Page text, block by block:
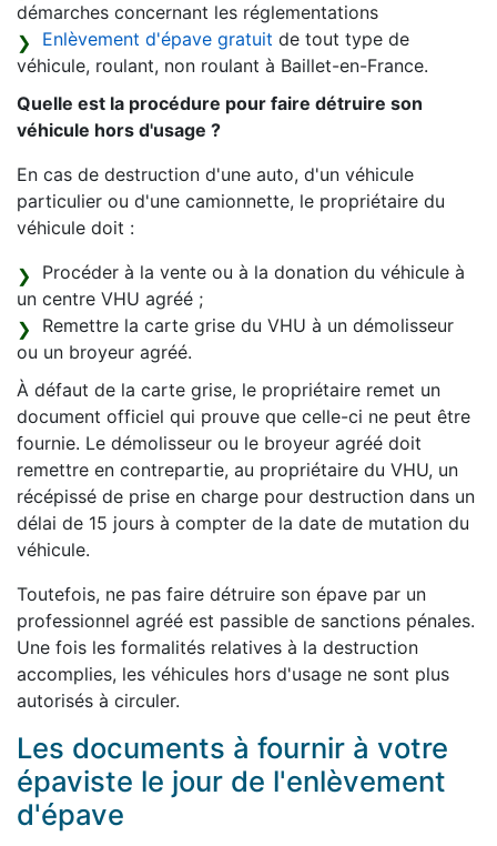
démarches concernant les réglementations
Enlèvement d'épave gratuit de tout type de
véhicule, roulant, non roulant à Baillet-en-France.
Quelle est la procédure pour faire détruire son
véhicule hors d'usage ?
En cas de destruction d'une auto, d'un véhicule
particulier ou d'une camionnette, le propriétaire du
véhicule doit :
Procéder à la vente ou à la donation du véhicule à
un centre VHU agréé ;
Remettre la carte grise du VHU à un démolisseur
ou un broyeur agréé.
À défaut de la carte grise, le propriétaire remet un
document officiel qui prouve que celle-ci ne peut être
fournie. Le démolisseur ou le broyeur agréé doit
remettre en contrepartie, au propriétaire du VHU, un
récépissé de prise en charge pour destruction dans un
délai de 15 jours à compter de la date de mutation du
véhicule.
Toutefois, ne pas faire détruire son épave par un
professionnel agréé est passible de sanctions pénales.
Une fois les formalités relatives à la destruction
accomplies, les véhicules hors d'usage ne sont plus
autorisés à circuler.
Les documents à fournir à votre
épaviste le jour de l'enlèvement
d'épave